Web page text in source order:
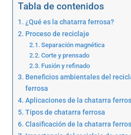
Tabla de contenidos
¿Qué es la chatarra ferrosa?
Proceso de reciclaje
Separación magnética
Corte y prensado
Fusión y refinado
Beneficios ambientales del
ferrosa
Aplicaciones de la chatarra
Tipos de chatarra ferrosa
Clasificación de la chatarra